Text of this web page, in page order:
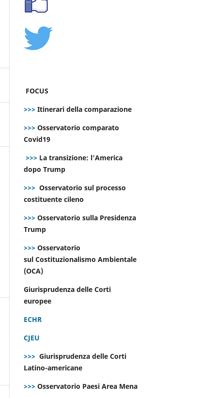
FOCUS
>>> Itinerari della comparazione
>>> Osservatorio comparato
Covid19
>>> La transizione: l’America
dopo Trump
>>> Osservatorio sul processo
costituente cileno
>>> Osservatorio sulla Presidenza
Trump
>>> Osservatorio
sul Costituzionalismo Ambientale
(OCA)
Giurisprudenza delle Corti
europee
ECHR
CJEU
>>> Giurisprudenza delle Corti
Latino-americane
>>> Osservatorio Paesi Area Mena